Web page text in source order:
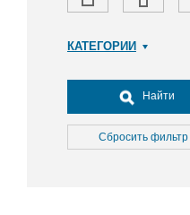
КАТЕГОРИИ
Досуг, туризм и
Культура
Медицина
Найти
Сбросить фильтр